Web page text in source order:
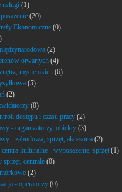
usługi (1)
(20)
Ekonomiczne (0)
(2)
otwartych (4)
mycie okien (6)
(5)
(2)
(0)
dostępu i czasu pracy (2)
- organizatorzy, obiekty (3)
- zabudowa, sprzęt, akcesoria (2)
centra kulturalne - wyposażenie, sprzęt (1)
sprzęt, centrale (0)
(2)
- operatorzy (0)